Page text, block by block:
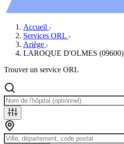
Accueil
Services ORL
Ariège
LAROQUE D'OLMES (09600)
Trouver un service ORL